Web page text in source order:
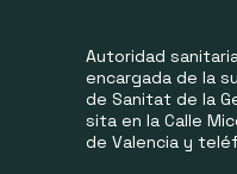
Autoridad
encargada de la
de Sanitat de la
sita en la Calle
de Valencia y